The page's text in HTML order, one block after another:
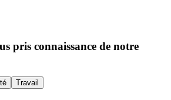
pris connaissance de notre
Travail